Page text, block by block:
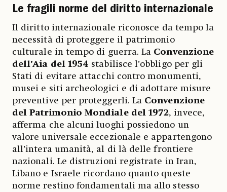
Le fragili norme del diritto internazionale
Il diritto internazionale riconosce da tempo la
necessità di proteggere il patrimonio
culturale in tempo di guerra. La Convenzione
dell’Aia del 1954 stabilisce l’obbligo per gli
Stati di evitare attacchi contro monumenti,
musei e siti archeologici e di adottare misure
preventive per proteggerli. La Convenzione
del Patrimonio Mondiale del 1972, invece,
afferma che alcuni luoghi possiedono un
valore universale eccezionale e appartengono
all’intera umanità, al di là delle frontiere
nazionali. Le distruzioni registrate in Iran,
Libano e Israele ricordano quanto queste
norme restino fondamentali ma allo stesso